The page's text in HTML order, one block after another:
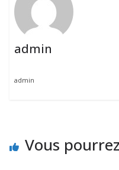
admin
admin
Vous